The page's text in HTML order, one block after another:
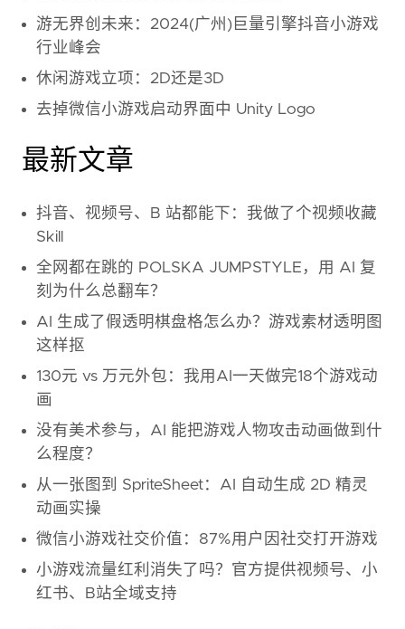
游无界创未来：2024(广州)巨量引擎抖音小游戏
行业峰会
休闲游戏立项：2D还是3D
去掉微信小游戏启动界面中 Unity Logo
最新文章
抖音、视频号、B 站都能下：我做了个视频收藏
Skill
全网都在跳的 POLSKA JUMPSTYLE，用 AI 复
刻为什么总翻车？
AI 生成了假透明棋盘格怎么办？游戏素材透明图
这样抠
130元 vs 万元外包：我用AI一天做完18个游戏动
画
没有美术参与，AI 能把游戏人物攻击动画做到什
么程度？
从一张图到 SpriteSheet：AI 自动生成 2D 精灵
动画实操
微信小游戏社交价值：87%用户因社交打开游戏
小游戏流量红利消失了吗？官方提供视频号、小
红书、B站全域支持